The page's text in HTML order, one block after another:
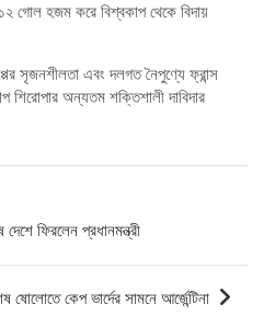
গোল হজম করে বিশ্বকাপ থেকে বিদায়
সৃজনশীলতা এবং দলগত নৈপুণ্যে ফ্রান্স
শিরোপার অন্যতম শক্তিশালী দাবিদার
ফিরলেন প্রধানমন্ত্রী
কেপ ভার্দের সামনে আর্জেন্টিনা